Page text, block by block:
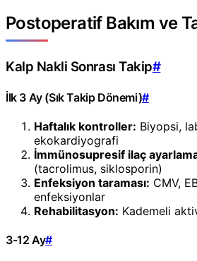
Postoperatif Bakım ve
Kalp Nakli Sonrası Takip#
İlk 3 Ay (Sık Takip Dönemi)#
Haftalık kontroller: Biyopsi,
ekokardiyografi
İmmünosupresif ilaç
(tacrolimus, siklosporin)
Enfeksiyon taraması: CMV,
enfeksiyonlar
Rehabilitasyon: Kademeli
3-12 Ay#